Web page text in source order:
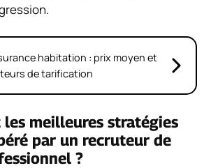
habitation : prix moyen et
de tarification
les meilleures stratégies
par un recruteur de
?